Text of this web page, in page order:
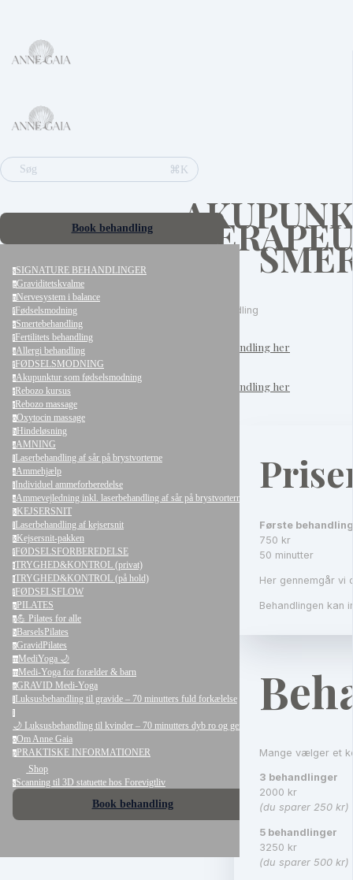
Søg ⌘K
Book behandling
s SIGNATURE BEHANDLINGER
gGraviditetskvalme
n Nervesystem i balance
f Fødselsmodning
s Smertebehandling
f Fertilitets behandling
aAllergi behandling
f FØDSELSMODNING
aAkupunktur som fødselsmodning
r Rebozo kursus
r Rebozo massage
oOxytocin massage
h Hindeløsning
aAMNING
l Laserbehandling af sår på brystvorterne
aAmmehjælp
i Individuel ammeforberedelse
aAmmevejledning inkl. laserbehandling af sår på brystvorterne (smertefrit)
k KEJSERSNIT
l Laserbehandling af kejsersnit
k Kejsersnit-pakken
f FØDSELSFORBEREDELSE
tTRYGHED&KONTROL (privat)
tTRYGHED&KONTROL (på hold)
f FØDSELSFLOW
p PILATES
p 💪 Pilates for alle
b BarselsPilates
gGravidPilates
m MediYoga 🌙
m Medi-Yoga for forælder & barn
gGRAVID Medi-Yoga
l Luksusbehandling til gravide – 70 minutters fuld forkælelse
l
🌙 Luksusbehandling til kvinder – 70 minutters dyb ro og genopladning
oOm Anne Gaia
p PRAKTISKE INFORMATIONER
Shop
s Scanning til 3D statuette hos Forevigtliv
Book behandling
Smertebehandling
book din behandling her
book din behandling her
Første
750 kr
50 minutter
Her gennemgår vi
Behandlingen kan
Mange vælger et
3 behandlinger
2000 kr
(du sparer 250 kr)
5 behandlinger
3250 kr
(du sparer 500 kr)